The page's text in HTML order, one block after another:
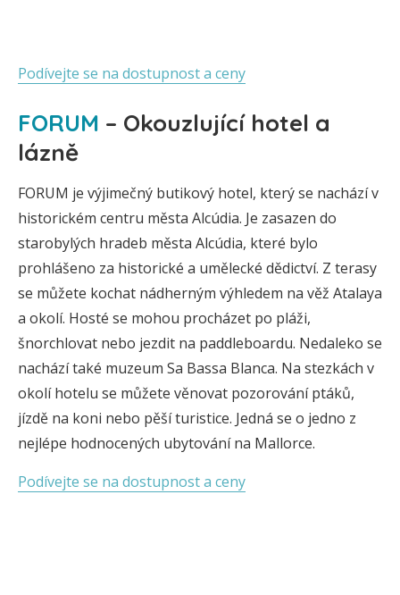
Podívejte se na dostupnost a ceny
FORUM – Okouzlující hotel a
lázně
FORUM je výjimečný butikový hotel, který se nachází v
historickém centru města Alcúdia. Je zasazen do
starobylých hradeb města Alcúdia, které bylo
prohlášeno za historické a umělecké dědictví. Z terasy
se můžete kochat nádherným výhledem na věž Atalaya
a okolí. Hosté se mohou procházet po pláži,
šnorchlovat nebo jezdit na paddleboardu. Nedaleko se
nachází také muzeum Sa Bassa Blanca. Na stezkách v
okolí hotelu se můžete věnovat pozorování ptáků,
jízdě na koni nebo pěší turistice. Jedná se o jedno z
nejlépe hodnocených ubytování na Mallorce.
Podívejte se na dostupnost a ceny